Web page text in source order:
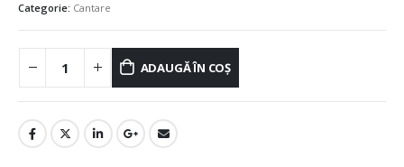
Categorie: Cantare
ADAUGĂ ÎN COȘ